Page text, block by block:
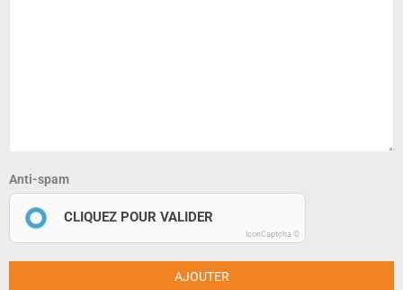
Anti-spam
CLIQUEZ POUR VALIDER
IconCaptcha ©
AJOUTER